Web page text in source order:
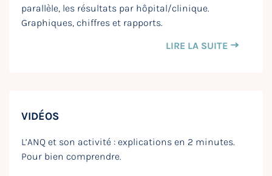
parallèle, les résultats par hôpital/clinique.
Graphiques, chiffres et rapports.
LIRE LA SUITE
VIDÉOS
L’ANQ et son activité : explications en 2 minutes.
Pour bien comprendre.